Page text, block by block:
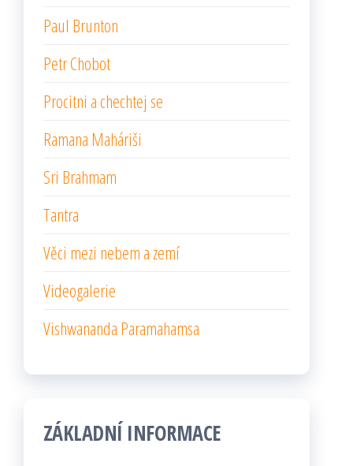
Paul Brunton
Petr Chobot
Procitni a chechtej se
Ramana Maháriši
Sri Brahmam
Tantra
Věci mezi nebem a zemí
Videogalerie
Vishwananda Paramahamsa
ZÁKLADNÍ INFORMACE